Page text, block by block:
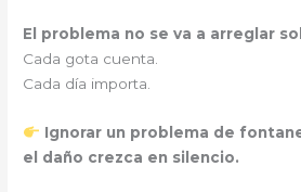
El problema no se va a arreglar
Cada gota cuenta.
Cada día importa.
Ignorar un problema de
el daño crezca en silencio.